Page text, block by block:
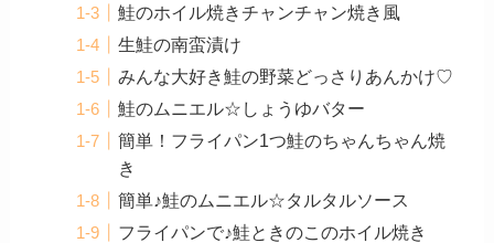
鮭のホイル焼きチャンチャン焼き風
生鮭の南蛮漬け
みんな大好き鮭の野菜どっさりあんかけ♡
鮭のムニエル☆しょうゆバター
簡単！フライパン1つ鮭のちゃんちゃん焼
き
簡単♪鮭のムニエル☆タルタルソース
フライパンで♪鮭ときのこのホイル焼き